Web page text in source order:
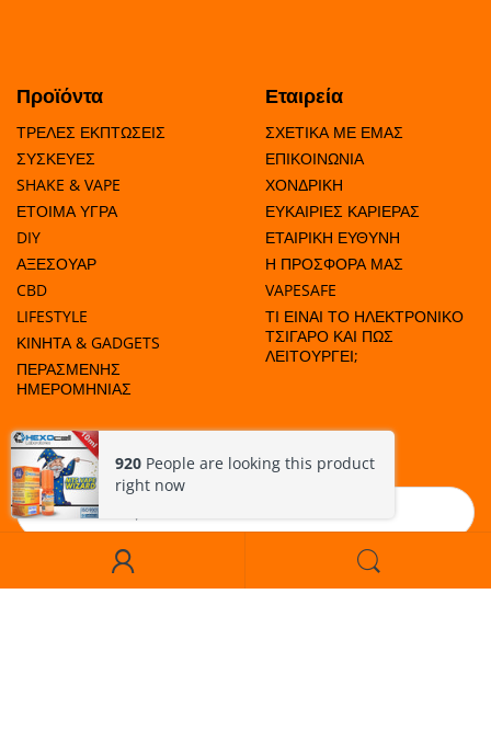
Προϊόντα
ΤΡΕΛΕΣ ΕΚΠΤΩΣΕΙΣ
ΣΥΣΚΕΥΕΣ
SHAKE & VAPE
ΕΤΟΙΜΑ ΥΓΡΑ
DIY
ΑΞΕΣΟΥΑΡ
CBD
LIFESTYLE
ΚΙΝΗΤΑ & GADGETS
ΠΕΡΑΣΜΕΝΗΣ
ΗΜΕΡΟΜΗΝΙΑΣ
Εταιρεία
ΣΧΕΤΙΚΑ ΜΕ ΕΜΑΣ
ΕΠΙΚΟΙΝΩΝΙΑ
ΧΟΝΔΡΙΚΗ
ΕΥΚΑΙΡΙΕΣ ΚΑΡΙΕΡΑΣ
ΕΤΑΙΡΙΚΗ ΕΥΘΥΝΗ
Η ΠΡΟΣΦΟΡΑ ΜΑΣ
VAPESAFE
ΤΙ ΕΙΝΑΙ ΤΟ ΗΛΕΚΤΡΟΝΙΚΟ
ΤΣΙΓΑΡΟ ΚΑΙ ΠΩΣ
ΛΕΙΤΟΥΡΓΕΙ;
ΜΑΘΕΤΕ ΠΟΤΕ ΕΧΟΥΜΕ ΠΡΟΣΦΟΡΕΣ!
920 People are looking this product
right now